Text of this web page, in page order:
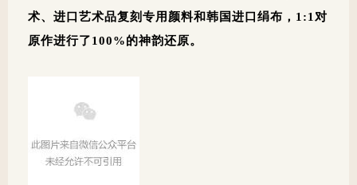
术、 进口艺术品复刻专用颜料和韩国进口绢布，1:1 对
原作进行了100%的神韵还原。